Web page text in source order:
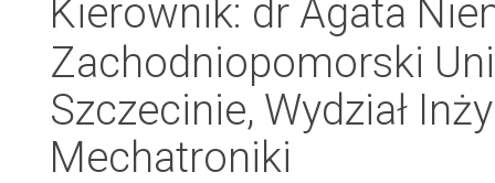
Kierownik: dr Agata
Zachodniopomorski
Szczecinie, Wydział
Mechatroniki